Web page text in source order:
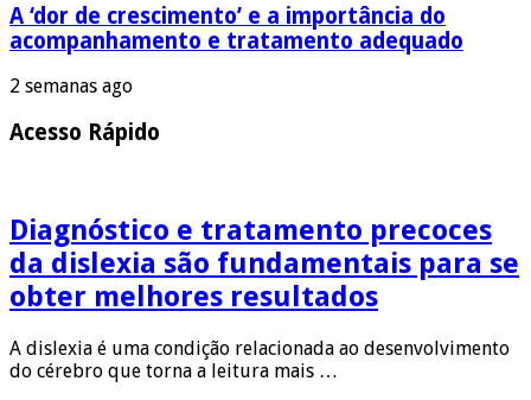
A ‘dor de crescimento’ e a importância do
acompanhamento e tratamento adequado
2 semanas ago
Acesso Rápido
Diagnóstico e tratamento precoces
da dislexia são fundamentais para se
obter melhores resultados
A dislexia é uma condição relacionada ao desenvolvimento
do cérebro que torna a leitura mais …